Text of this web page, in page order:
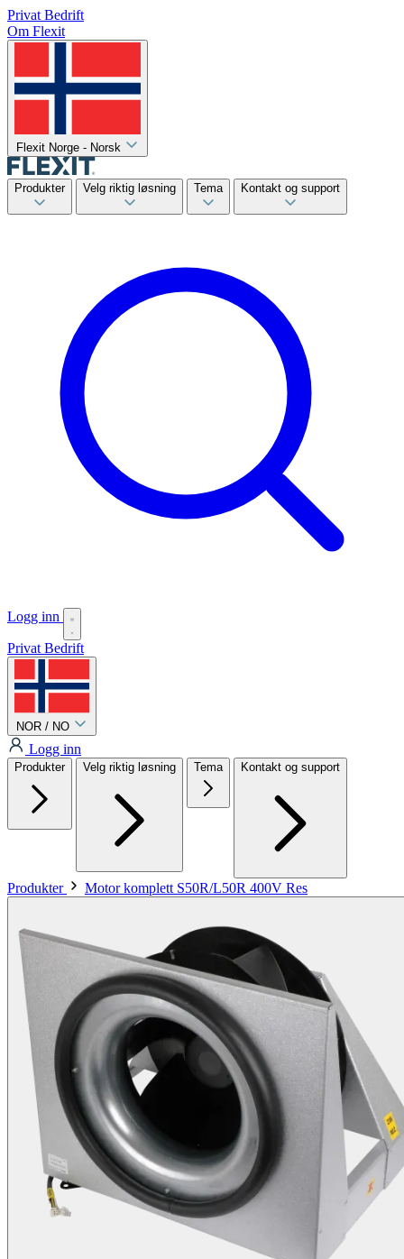
Privat Bedrift
Om Flexit
Flexit Norge - Norsk
Produkter Velg riktig løsning Tema Kontakt og support
Logg inn
Privat Bedrift
NOR / NO
Logg inn
Produkter Velg riktig løsning Tema Kontakt og support
Produkter Motor komplett S50R/L50R 400V Res